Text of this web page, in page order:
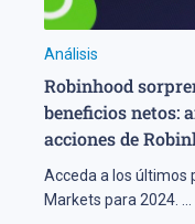
Análisis
Robinhood
beneficios netos:
acciones de
Acceda a los últimos
Markets para 2024. ...